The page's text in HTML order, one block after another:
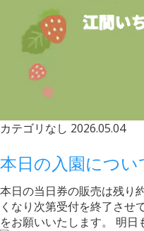
カテゴリなし 2026.05.04
本日の入園につい
本日の当日券の販売は残り
くなり次第受付を終了させ
をお願いいたします。 明